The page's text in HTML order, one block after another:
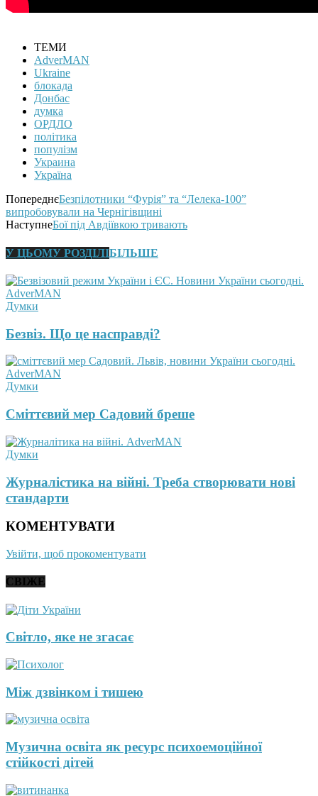
ТЕМИ
AdverMAN
Ukraine
блокада
Донбас
думка
ОРДЛО
політика
популізм
Украина
Україна
ПопереднєБезпілотники “Фурія” та “Лелека-100”
випробовували на Чернігівщині
НаступнеБої під Авдіївкою тривають
У ЦЬОМУ РОЗДІЛІБІЛЬШЕ
Думки
Безвіз. Що це насправді?
Думки
Сміттєвий мер Садовий бреше
Думки
Журналістика на війні. Треба створювати нові
стандарти
КОМЕНТУВАТИ
Увійти, щоб прокоментувати
СВІЖЕ
Світло, яке не згасає
Між дзвінком і тишею
Музична освіта як ресурс психоемоційної
стійкості дітей